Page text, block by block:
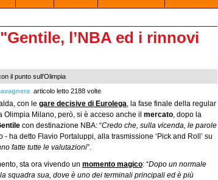
l’NBA ed i rinnovi
il punto sull'Olimpia
articolo letto 2188 volte
con le gare decisive di Eurolega, la fase finale della regular
Milano, però, si è acceso anche il mercato, dopo la
con destinazione NBA: “Credo che, sulla vicenda, le parole
- ha detto Flavio Portaluppi, alla trasmissione ‘Pick and Roll’ su
fatte tutte le valutazioni”.
sta ora vivendo un momento magico: “Dopo un normale
squadra sua, dove è uno dei terminali principali ed è più